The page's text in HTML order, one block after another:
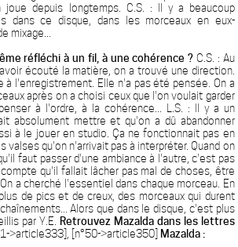
joue depuis longtemps. C.S. : Il y a beaucoup
dans ce disque, dans les morceaux en eux-
mixage...
réfléchi à un fil, à une cohérence ? C.S. : Au
écouté la matière, on a trouvé une direction.
à l'enregistrement. Elle n'a pas été pensée. On a
après on a choisi ceux que l'on voulait garder
à l'ordre, à la cohérence... L.S. : Il y a un
absolument mettre et qu'on a dû abandonner
à le jouer en studio. Ça ne fonctionnait pas en
valses qu'on n'arrivait pas à interpréter. Quand on
faut passer d'une ambiance à l'autre, c'est pas
qu'il fallait lâcher pas mal de choses, être
a cherché l'essentiel dans chaque morceau. En
de pics et de creux, des morceaux qui durent
Alors que dans le disque, c'est plus
par Y.E.
Retrouvez Mazalda dans les lettres
>article333], [n°50->article350] Mazalda :